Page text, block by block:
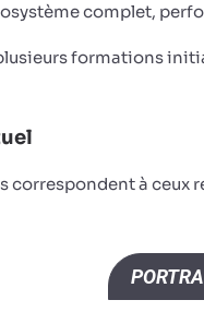
complet,
formations
correspondent à ceux